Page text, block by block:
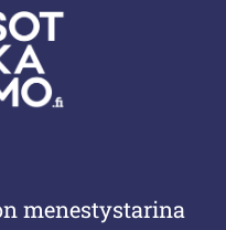
menestystarina